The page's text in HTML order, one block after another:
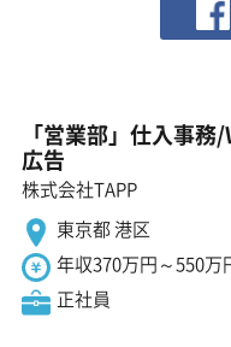
「営業部」仕入事
広告
株式会社TAPP
東京都 港区
年収370万円～550万
正社員